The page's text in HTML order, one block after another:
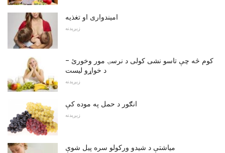
امیندواری او تغذیه
زېږېدنه
کوم څه چې تاسو نشی کولی د نرسۍ مور وخورئ -
د خواړو لیست
زېږېدنه
انګور د حمل په موده کې
زېږېدنه
میاشتې د شیدو ورکولو سره پیل شوې